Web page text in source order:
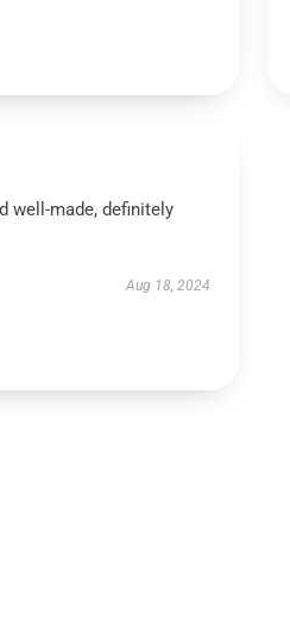
well-made, definitely
Aug 18, 2024